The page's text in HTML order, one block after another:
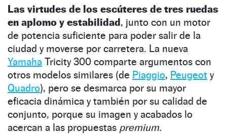
Las virtudes de los escúteres de tres ruedas
en aplomo y estabilidad, junto con un motor
de potencia suficiente para poder salir de la
ciudad y moverse por carretera. La nueva
Yamaha Tricity 300 comparte argumentos con
otros modelos similares (de Piaggio, Peugeot y
Quadro), pero se desmarca por su mayor
eficacia dinámica y también por su calidad de
conjunto, porque su imagen y acabados lo
acercan a las propuestas premium.